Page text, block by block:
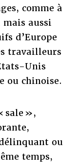
comme à
aussi
d’Europe
travailleurs
Unis
ou chinoise.
sale »,
ou
temps,